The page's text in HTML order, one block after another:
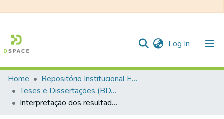
Log In (current)
Communities & Collections
All of DSpace
Home
Repositório Institucional EESC
Teses e Dissertações (BDTD USP)
Interpretação dos resultados de ensaios TDR para a determinação do teor de umidade dos solos